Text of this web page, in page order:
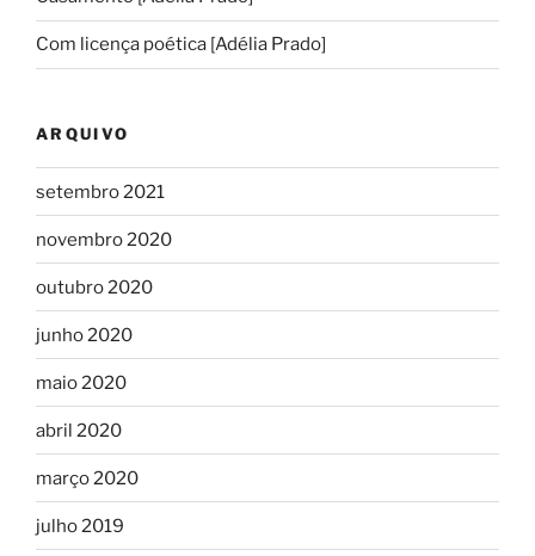
Com licença poética [Adélia Prado]
ARQUIVO
setembro 2021
novembro 2020
outubro 2020
junho 2020
maio 2020
abril 2020
março 2020
julho 2019